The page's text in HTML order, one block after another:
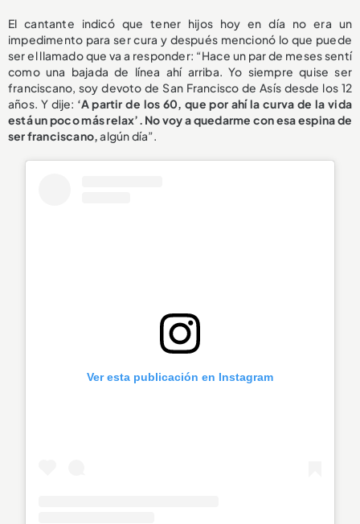
El cantante indicó que tener hijos hoy en día no era un
impedimento para ser cura y después mencionó lo que puede
ser el llamado que va a responder: “Hace un par de meses sentí
como una bajada de línea ahí arriba. Yo siempre quise ser
franciscano, soy devoto de San Francisco de Asís desde los 12
años. Y dije: ‘A partir de los 60, que por ahí la curva de la vida
está un poco más relax’. No voy a quedarme con esa espina de
ser franciscano,algún día”.
Ver esta publicación en Instagram